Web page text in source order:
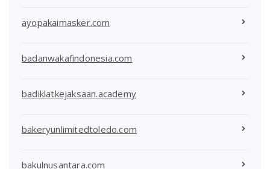
ayopakaimasker.com
badanwakafindonesia.com
badiklatkejaksaan.academy
bakeryunlimitedtoledo.com
bakulnusantara.com